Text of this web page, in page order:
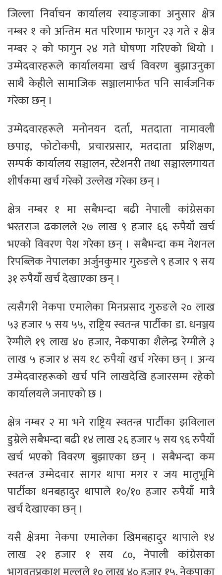
जिल्ला निर्वाचन कार्यालय स्याङ्जाका अनुसार क्षेत्र
नम्बर १ को अन्तिम मत परिणाम फागुन २३ गते र क्षेत्र
नम्बर २ को फागुन २४ गते घोषणा गरिएको थियो ।
उम्मेदवारहरूले कार्यालयमा खर्च विवरण बुझाउनुका
साथै केहीले सामाजिक सञ्जालमार्फत पनि सार्वजनिक
गरेका छन् ।
उम्मेदवारहरूले मनोनयन दर्ता, मतदाता नामावली
छपाइ, फोटोकपी, प्रचारप्रसार, मतदाता प्रशिक्षण,
सम्पर्क कार्यालय सञ्चालन, स्टेशनरी तथा सञ्चारलगायत
शीर्षकमा खर्च गरेको उल्लेख गरेका छन् ।
क्षेत्र नम्बर १ मा सबैभन्दा बढी नेपाली कांग्रेसका
भरतराज ढकालले २७ लाख ९ हजार ६६ रुपैयाँ खर्च
भएको विवरण पेश गरेका छन् । सबैभन्दा कम नेशनल
रिपब्लिक नेपालका अर्जुनकुमार गुरुङले ९ हजार ९ सय
३१ रुपैयाँ खर्च देखाएका छन् ।
त्यसैगरी नेकपा एमालेका मिनप्रसाद गुरुङले २० लाख
५३ हजार ५ सय ५५, राष्ट्रिय स्वतन्त्र पार्टीका डा. धनञ्जय
रेग्मीले १९ लाख ४० हजार, नेकपाका शैलेन्द्र रेग्मीले ३
लाख ५ हजार ४ सय १८ रुपैयाँ खर्च गरेका छन् । अन्य
उम्मेदवारहरूको खर्च पनि लाखदेखि हजारसम्म रहेको
कार्यालयले जनाएको छ ।
क्षेत्र नम्बर २ मा भने राष्ट्रिय स्वतन्त्र पार्टीका झविलाल
डुम्रेले सबैभन्दा बढी १४ लाख २६ हजार ५ सय ९६ रुपैयाँ
खर्च भएको विवरण बुझाएका छन् । सबैभन्दा कम
स्वतन्त्र उम्मेदवार सागर थापा मगर र जय मातृभूमि
पार्टीका धनबहादुर थापाले १०/१० हजार रुपैयाँ मात्रै
खर्च देखाएका छन् ।
यसै क्षेत्रमा नेकपा एमालेका खिमबहादुर थापाले १४
लाख २१ हजार १ सय ८०, नेपाली कांग्रेसका